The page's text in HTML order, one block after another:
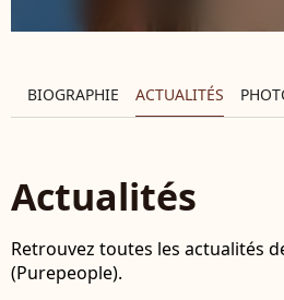
BIOGRAPHIE ACTUALITÉS
Actualités
Retrouvez toutes les actualités
(Purepeople).